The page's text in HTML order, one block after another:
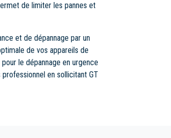
de limiter les pannes et
et de dépannage par un
de vos appareils de
le dépannage en urgence
en sollicitant GT